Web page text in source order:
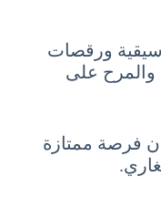
ورقصات
والمرح على
فرصة ممتازة